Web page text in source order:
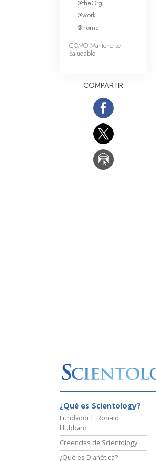
@theOrg
@work
@home
CÓMO Mantenerse
Saludable
COMPARTIR
¿Qué es Scientology?
Fundador L. Ronald
Hubbard
Creencias de Scientology
¿Qué es Dianética?